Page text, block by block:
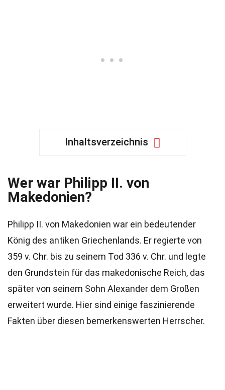
Inhaltsverzeichnis
Wer war Philipp II. von
Makedonien?
Philipp II. von Makedonien war ein bedeutender
König des antiken Griechenlands. Er regierte von
359 v. Chr. bis zu seinem Tod 336 v. Chr. und legte
den Grundstein für das makedonische Reich, das
später von seinem Sohn Alexander dem Großen
erweitert wurde. Hier sind einige faszinierende
Fakten über diesen bemerkenswerten Herrscher.